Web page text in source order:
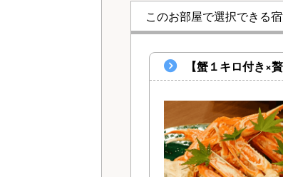
このお部屋で選択できる
【蟹１キロ付き×